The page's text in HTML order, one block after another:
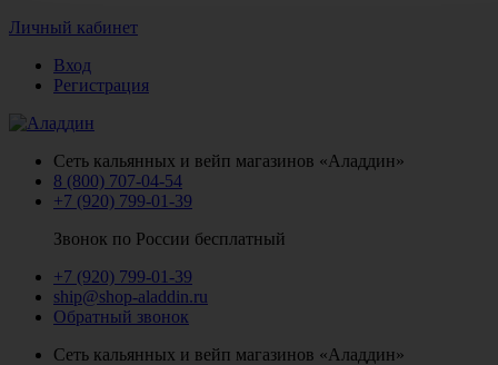
Личный кабинет
Вход
Регистрация
Сеть кальянных и вейп магазинов «Аладдин»
8 (800) 707-04-54
+7 (920) 799-01-39
Звонок по России бесплатный
+7 (920) 799-01-39
ship@shop-aladdin.ru
Обратный звонок
Сеть кальянных и вейп магазинов «Аладдин»